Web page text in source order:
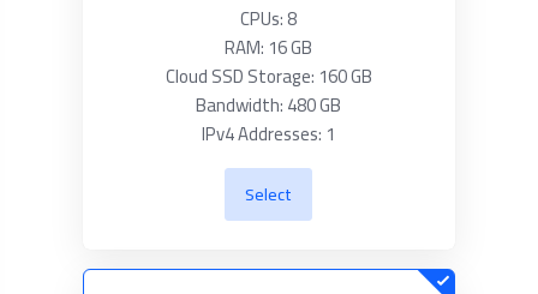
CPUs: 8
RAM: 16 GB
Cloud SSD Storage: 160 GB
Bandwidth: 480 GB
IPv4 Addresses: 1
Select